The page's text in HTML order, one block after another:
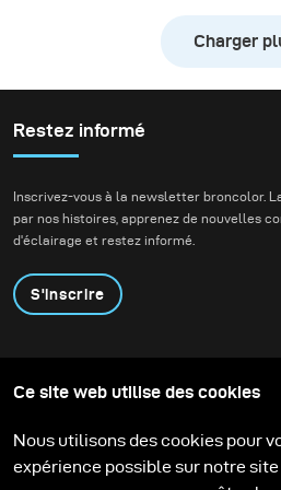
naturelle de la forêt.
Nous voulions créer de
d’action tout en
conservant la
et la présence de
l’environnement.
Charger
Restez informé
Inscrivez-vous à la newsletter broncolor.
par nos histoires, apprenez de nouvelles
d'éclairage et restez informé.
S'inscrire
Contactez-nous
Support
Media Center
Ce site web utilise des cookies
Nous utilisons des cookies pour
expérience possible sur notre